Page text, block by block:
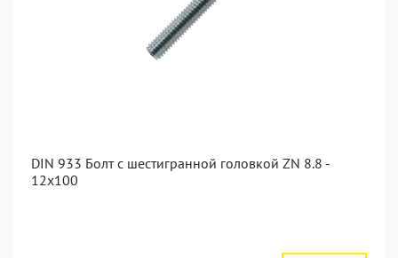
DIN 933 Болт с шестигранной головкой ZN 8.8 -
12x100